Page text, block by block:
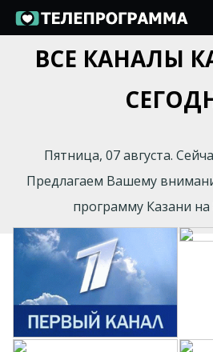
ВСЕ КАНАЛЫ
Пятница, 07 августа.
Предлагаем Вашему
программу Казани на